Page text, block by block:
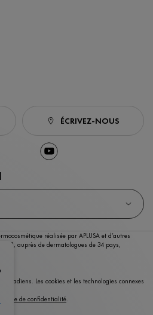
ÉCRIVEZ-NOUS
réalisée par APLUSA et d’autres
auprès de dermatologues de 34 pays,
Les cookies et les technologies connexes
de confidentialité